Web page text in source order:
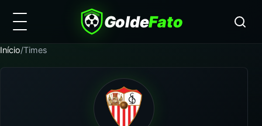
GoldeFato
Início/Times